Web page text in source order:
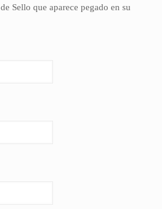
de Sello que aparece pegado en su